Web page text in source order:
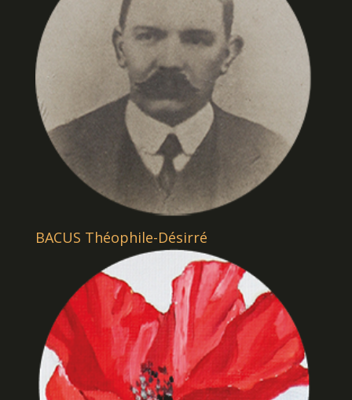
BACUS Théophile-Désirré